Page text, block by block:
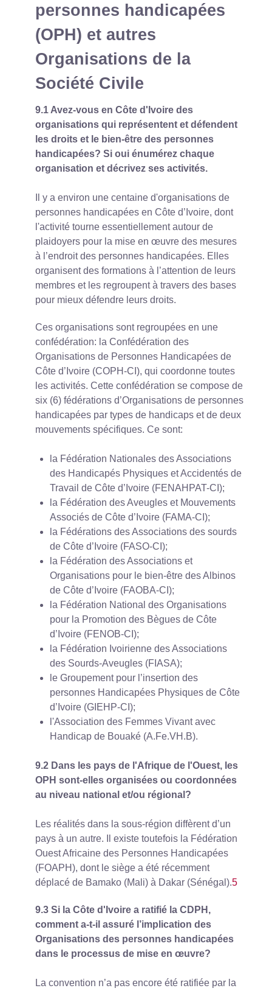
personnes handicapées
(OPH) et autres
Organisations de la
Société Civile
9.1 Avez-vous en Côte d'Ivoire des
organisations qui représentent et défendent
les droits et le bien-être des personnes
handicapées? Si oui énumérez chaque
organisation et décrivez ses activités.
Il y a environ une centaine d'organisations de
personnes handicapées en Côte d’Ivoire, dont
l'activité tourne essentiellement autour de
plaidoyers pour la mise en œuvre des mesures
à l’endroit des personnes handicapées. Elles
organisent des formations à l’attention de leurs
membres et les regroupent à travers des bases
pour mieux défendre leurs droits.
Ces organisations sont regroupées en une
confédération: la Confédération des
Organisations de Personnes Handicapées de
Côte d’Ivoire (COPH-CI), qui coordonne toutes
les activités. Cette confédération se compose de
six (6) fédérations d’Organisations de personnes
handicapées par types de handicaps et de deux
mouvements spécifiques. Ce sont:
la Fédération Nationales des Associations
des Handicapés Physiques et Accidentés de
Travail de Côte d’Ivoire (FENAHPAT-CI);
la Fédération des Aveugles et Mouvements
Associés de Côte d’Ivoire (FAMA-CI);
la Fédérations des Associations des sourds
de Côte d’Ivoire (FASO-CI);
la Fédération des Associations et
Organisations pour le bien-être des Albinos
de Côte d’Ivoire (FAOBA-CI);
la Fédération National des Organisations
pour la Promotion des Bègues de Côte
d’Ivoire (FENOB-CI);
la Fédération Ivoirienne des Associations
des Sourds-Aveugles (FIASA);
le Groupement pour l’insertion des
personnes Handicapées Physiques de Côte
d’Ivoire (GIEHP-CI);
l'Association des Femmes Vivant avec
Handicap de Bouaké (A.Fe.VH.B).
9.2 Dans les pays de l'Afrique de l'Ouest, les
OPH sont-elles organisées ou coordonnées
au niveau national et/ou régional?
Les réalités dans la sous-région diffèrent d’un
pays à un autre. Il existe toutefois la Fédération
Ouest Africaine des Personnes Handicapées
(FOAPH), dont le siège a été récemment
déplacé de Bamako (Mali) à Dakar (Sénégal).5
9.3 Si la Côte d'Ivoire a ratifié la CDPH,
comment a-t-il assuré l’implication des
Organisations des personnes handicapées
dans le processus de mise en œuvre?
La convention n’a pas encore été ratifiée par la